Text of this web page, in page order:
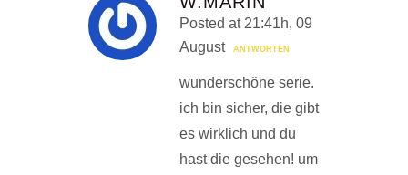
Posted at 21:41h, 09
August
ANTWORTEN
wunderschöne serie.
ich bin sicher, die gibt
es wirklich und du
hast die gesehen! um